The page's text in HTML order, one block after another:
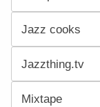
Jazz cooks
Jazzthing.tv
Mixtape